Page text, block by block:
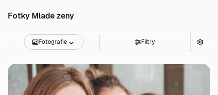
Fotky Mlade zeny
Fotografie Filtry